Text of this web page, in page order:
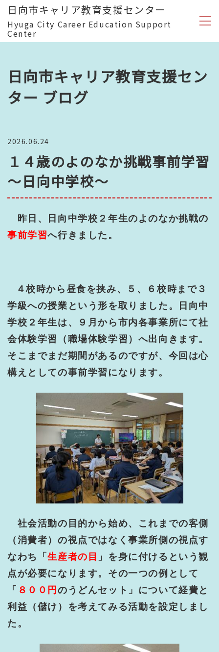
日向市キャリア教育支援センター
Hyuga City Career Education Support
Center
日向市キャリア教育支援セン
ター ブログ
2026.06.24
１４歳のよのなか挑戦事前学習
～日向中学校～
昨日、日向中学校２年生のよのなか挑戦の
事前学習へ行きました。
４校時から昼食を挟み、５、６校時まで３
学級への授業という形を取りました。日向中
学校２年生は、９月から市内各事業所にて社
会体験学習（職場体験学習）へ出向きます。
そこまでまだ期間があるのですが、今回は心
構えとしての事前学習になります。
社会活動の目的から始め、これまでの客側
（消費者）の視点ではなく事業所側の視点す
なわち「生産者の目
」を身に付けるという観
点が必要になります。その一つの例として
「 ８００円のうどんセット」について経費と
利益（儲け）を考えてみる活動を設定しまし
た。